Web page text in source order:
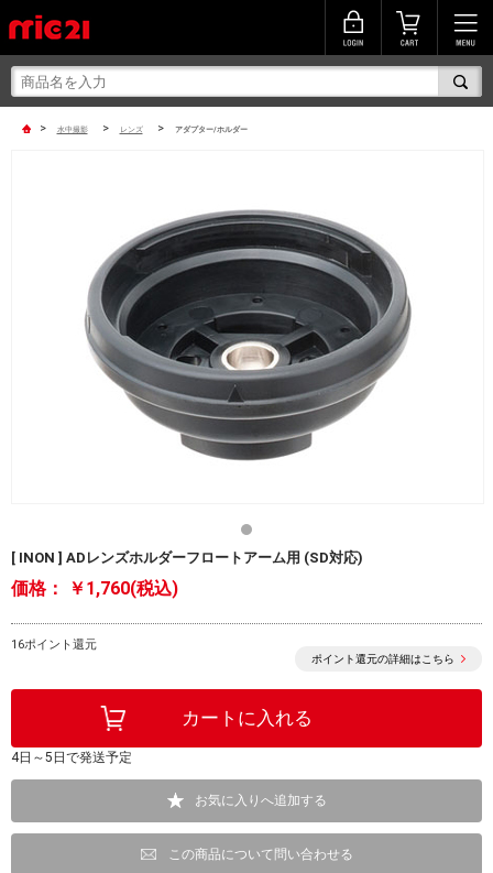
> 水中撮影 > レンズ > アダプター/ホルダー
[ INON ] ADレンズホルダーフロートアーム用 (SD対応)
価格： ￥1,760(税込)
16ポイント還元
ポイント還元の詳細はこちら
4日～5日で発送予定
お気に入りへ追加する
この商品について問い合わせる